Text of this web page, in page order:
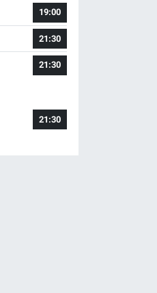
19:00
21:30
21:30
21:30